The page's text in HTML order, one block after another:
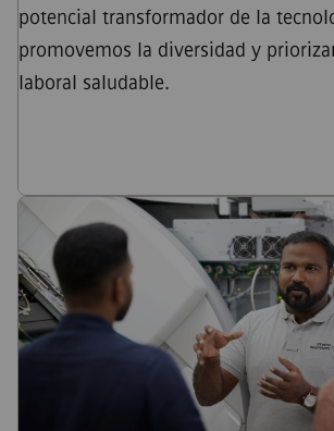
potencial transformador de la
promovemos la diversidad y
laboral saludable.